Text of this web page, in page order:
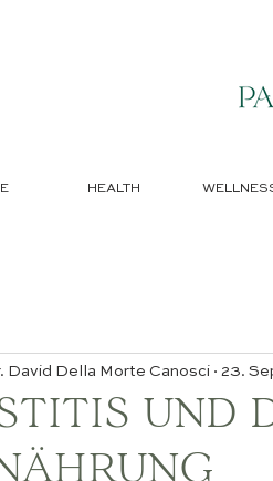
HEALTH
UND
David Della Morte Canosci 23.